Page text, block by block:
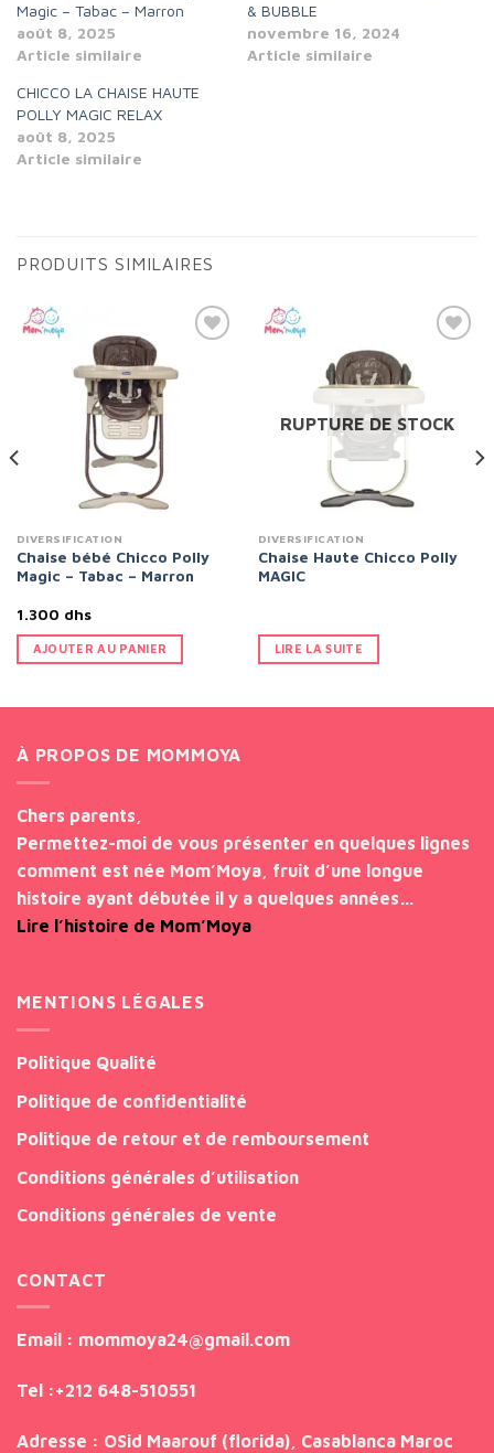
Magic – Tabac – Marron
août 8, 2025
Article similaire
& BUBBLE
novembre 16, 2024
Article similaire
CHICCO LA CHAISE HAUTE
POLLY MAGIC RELAX
août 8, 2025
Article similaire
PRODUITS SIMILAIRES
DIVERSIFICATION
Chaise bébé Chicco Polly
Magic – Tabac – Marron
1.300 dhs
AJOUTER AU PANIER
Add to
RUPTURE DE STOCK
DIVERSIFICATION
Chaise Haute Chicco Polly
MAGIC
LIRE LA SUITE
À PROPOS DE MOMMOYA
Chers parents,
Permettez-moi de vous présenter en quelques lignes
comment est née Mom’Moya, fruit d’une longue
histoire ayant débutée il y a quelques années…
Lire l’histoire de Mom’Moya
MENTIONS LÉGALES
Politique Qualité
Politique de confidentialité
Politique de retour et de remboursement
Conditions générales d’utilisation
Conditions générales de vente
CONTACT
Email : mommoya24@gmail.com
Tel :+212 648-510551
Adresse : OSid Maarouf (florida), Casablanca Maroc